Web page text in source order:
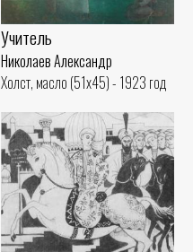
Учитель
Николаев Александр
Холст, масло (51x45) - 1923 год